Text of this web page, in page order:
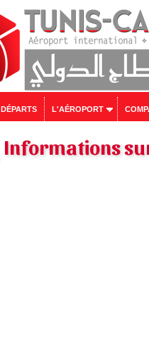
DÉPARTS L'AÉROPORT
Informations